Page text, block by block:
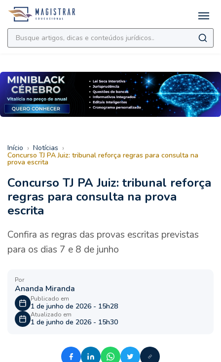
Início › Notícias ›
Concurso TJ PA Juiz: tribunal reforça regras para consulta na
prova escrita
Concurso TJ PA Juiz: tribunal reforça
regras para consulta na prova
escrita
Confira as regras das provas escritas previstas
para os dias 7 e 8 de junho
Por
Ananda Miranda
Publicado em
1 de junho de 2026 - 15h28
Atualizado em
1 de junho de 2026 - 15h30